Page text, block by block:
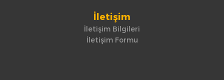
İletişim
İletişim Bilgileri
İletişim Formu